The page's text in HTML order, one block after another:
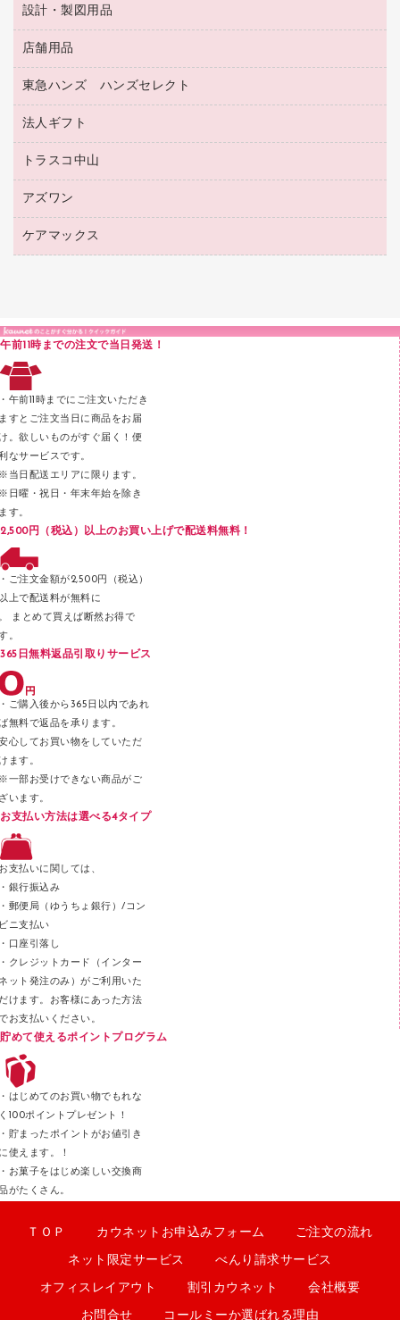
食品添加物製品
プレゼン用ファイル
ファイルボックス
パイプ式ファイル
その他ファイル
クリヤーホルダー
クリヤーブック（差替式）
クリヤーブック（固定式）
Ｚ式ファイル
２穴リフィル・２穴インデックス
マーキングペン（油性）
マーキングペン（水性）
ボールペン（油性）
ボールペン（ゲルインク）
シャープペンシル用替芯
備品／小物ケース
透明テープ 事務用
電話台
針なしステープラー
紙めくり
裁断機
印章用品
ラベル類
メンディングテープ
メッシュケース／ペンケース
フロアケース
ブックエンド／ブックスタンド
パンチ
はさみ
テープカッター
その他文具
セロハンテープ
スティックのり
クリップ
カッター
介護用品
医療関連用品
工事関連用品
屋外用品
設計・製図用品
設計・製図用品
店舗用品
店舗運営用品
陳列什器
紙手提げ袋
レジ・ポリ袋
ディスプレイ用品
カウンター／お会計用品
東急ハンズ ハンズセレクト
東急ハンズ
法人ギフト
高島屋
カウネットギフト
高島屋（食品・飲料）
カウネットギフト（食品・飲料）
トラスコ中山
建築・作業用品
アズワン
医療・介護用品（食品・飲料・食添製品）
ケアマックス
午前11時までの注文で当日発送！
午前11時までにご注文いただき
すとご注文当日に商品をお届
。欲しいものがすぐ届く！便
なサービスです。
当日配送エリアに限ります。
日曜・祝日・年末年始を除き
す。
2,500円（税込）以上のお買い上げで配送料無料！
ご注文金額が2,500円（税込）
上で配送料が無料に
まとめて買えば断然お得で
。
365日無料返品引取りサービス
ご購入後から365日以内であれ
無料で返品を承ります。
心してお買い物をしていただ
ます。
一部お受けできない商品がご
います。
お支払い方法は選べる4タイプ
支払いに関しては、
銀行振込み
郵便局（ゆうちょ銀行）/コン
ニ支払い
口座引落し
クレジットカード（インター
ット発注のみ）がご利用いた
けます。お客様にあった方法
お支払いください。
貯めて使えるポイントプログラム
はじめてのお買い物でもれな
100ポイントプレゼント！
貯まったポイントがお値引き
使えます。！
お菓子をはじめ楽しい交換商
がたくさん。
ＴＯＰ カウネットお申込みフォーム ご注文の流れ
ネット限定サービス べんり請求サービス
オフィスレイアウト 割引カウネット 会社概要
お問合せ コールミーか選ばれる理由